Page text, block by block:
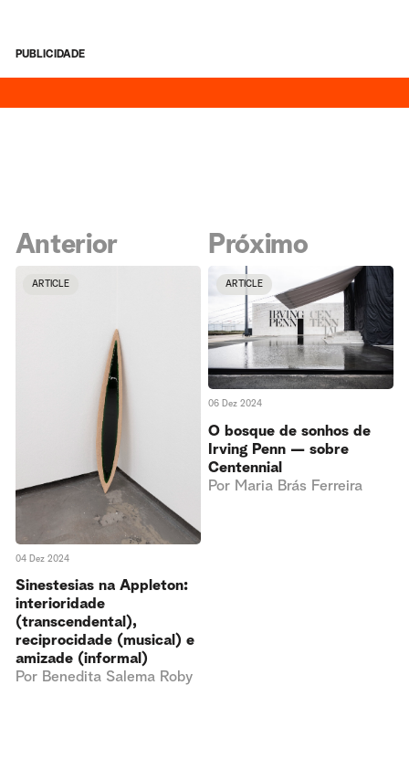
PUBLICIDADE
Anterior
ARTICLE
04 Dez 2024
Sinestesias na Appleton:
interioridade
(transcendental),
reciprocidade (musical) e
amizade (informal)
Por Benedita Salema Roby
Próximo
ARTICLE
06 Dez 2024
O bosque de sonhos de
Irving Penn — sobre
Centennial
Por Maria Brás Ferreira